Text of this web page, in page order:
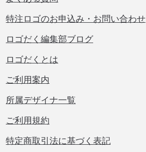
特注ロゴのお申込み・お問い合わせ
ロゴだく編集部ブログ
ロゴだくとは
ご利用案内
所属デザイナ一覧
ご利用規約
特定商取引法に基づく表記